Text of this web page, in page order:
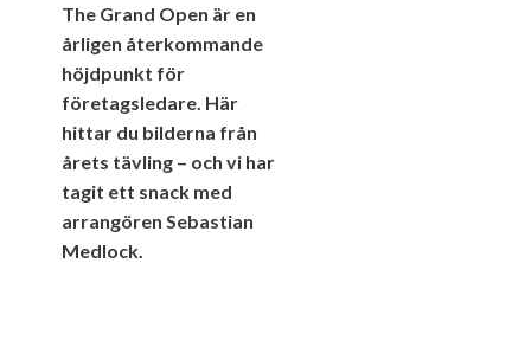
The Grand Open är en
årligen återkommande
höjdpunkt för
företagsledare. Här
hittar du bilderna från
årets tävling – och vi har
tagit ett snack med
arrangören Sebastian
Medlock.